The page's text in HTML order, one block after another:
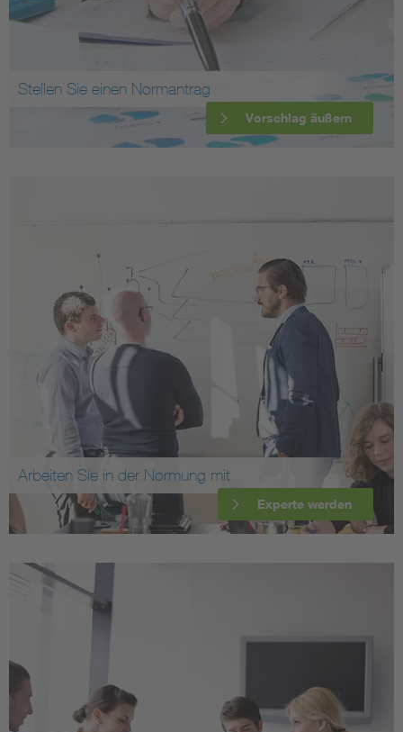
Stellen Sie einen Normantrag
Vorschlag äußern
Arbeiten Sie in der Normung mit
Experte werden